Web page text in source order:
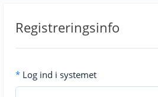
Registreringsinfo
* Log ind i systemet